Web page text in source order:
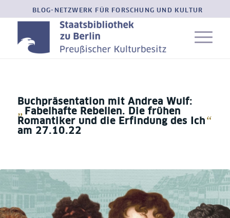
BLOG-NETZWERK FÜR FORSCHUNG UND KULTUR
Buchpräsentation mit Andrea Wulf:
„ Fabelhafte Rebellen. Die frühen
Romantiker und die Erfindung des Ich “
am 27.10.22